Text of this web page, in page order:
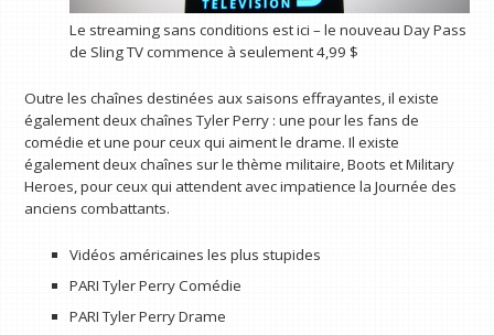
Le streaming sans conditions est ici – le nouveau Day Pass
de Sling TV commence à seulement 4,99 $
Outre les chaînes destinées aux saisons effrayantes, il existe
également deux chaînes Tyler Perry : une pour les fans de
comédie et une pour ceux qui aiment le drame. Il existe
également deux chaînes sur le thème militaire, Boots et Military
Heroes, pour ceux qui attendent avec impatience la Journée des
anciens combattants.
Vidéos américaines les plus stupides
PARI Tyler Perry Comédie
PARI Tyler Perry Drame